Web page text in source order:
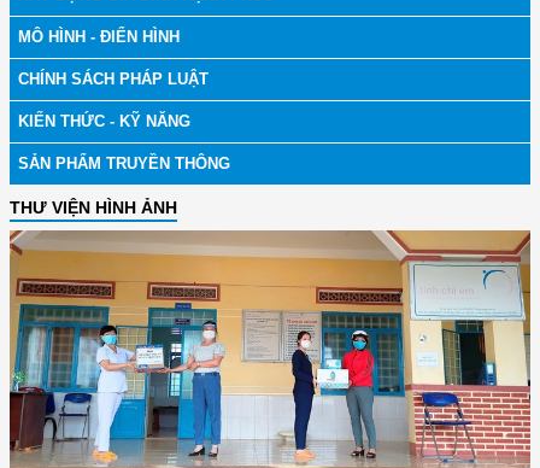
MÔ HÌNH - ĐIỂN HÌNH
CHÍNH SÁCH PHÁP LUẬT
KIẾN THỨC - KỸ NĂNG
SẢN PHẨM TRUYỀN THÔNG
THƯ VIỆN HÌNH ẢNH